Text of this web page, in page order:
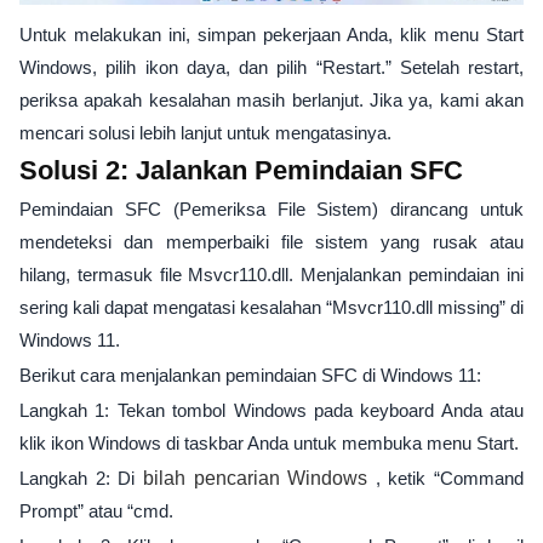
Untuk melakukan ini, simpan pekerjaan Anda, klik menu Start
Windows, pilih ikon daya, dan pilih “Restart.” Setelah restart,
periksa apakah kesalahan masih berlanjut. Jika ya, kami akan
mencari solusi lebih lanjut untuk mengatasinya.
Solusi 2: Jalankan Pemindaian SFC
Pemindaian SFC (Pemeriksa File Sistem) dirancang untuk
mendeteksi dan memperbaiki file sistem yang rusak atau
hilang, termasuk file Msvcr110.dll. Menjalankan pemindaian ini
sering kali dapat mengatasi kesalahan “Msvcr110.dll missing” di
Windows 11.
Berikut cara menjalankan pemindaian SFC di Windows 11:
Langkah 1: Tekan tombol Windows pada keyboard Anda atau
klik ikon Windows di taskbar Anda untuk membuka menu Start.
Langkah 2: Di bilah pencarian Windows , ketik “Command
Prompt” atau “cmd.